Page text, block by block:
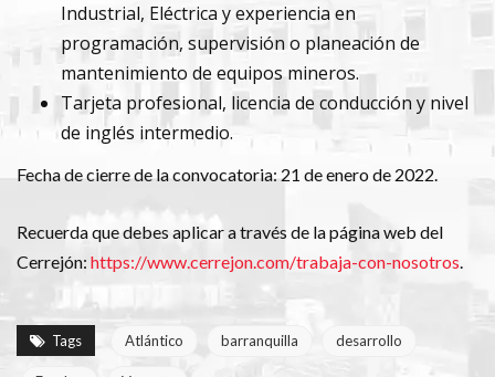
Industrial, Eléctrica y experiencia en
programación, supervisión o planeación de
mantenimiento de equipos mineros.
Tarjeta profesional, licencia de conducción y nivel
de inglés intermedio.
Fecha de cierre de la convocatoria: 21 de enero de 2022.
Recuerda que debes aplicar a través de la página web del
Cerrejón: https://www.cerrejon.com/trabaja-con-nosotros.
Tags Atlántico barranquilla desarrollo